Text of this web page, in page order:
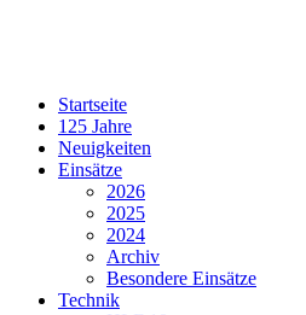
Startseite
125 Jahre
Neuigkeiten
Einsätze
2026
2025
2024
Archiv
Besondere Einsätze
Technik